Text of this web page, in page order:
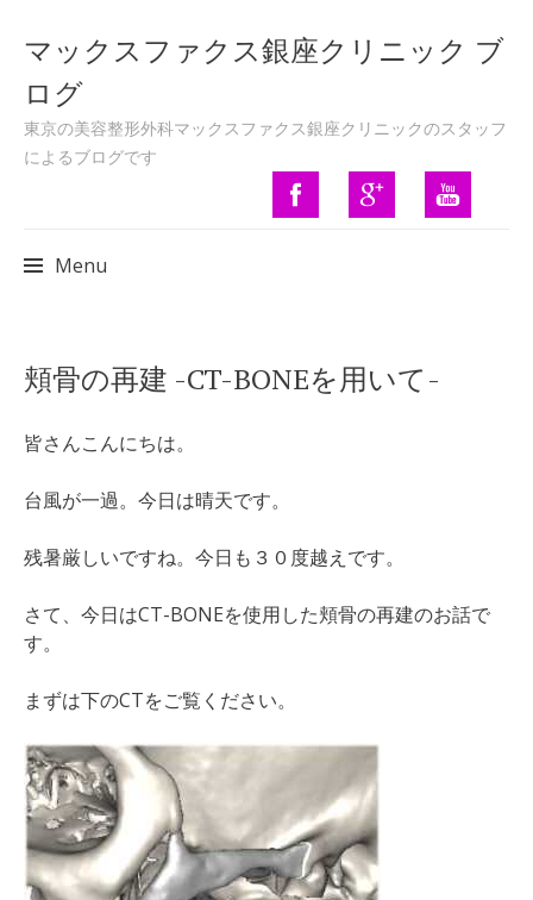
マックスファクス銀座クリニック ブ
ログ
東京の美容整形外科マックスファクス銀座クリニックのスタッフ
によるブログです
Menu
頬骨の再建 -CT-BONEを用いて-
皆さんこんにちは。
台風が一過。今日は晴天です。
残暑厳しいですね。今日も３０度越えです。
さて、今日はCT-BONEを使用した頬骨の再建のお話で
す。
まずは下のCTをご覧ください。